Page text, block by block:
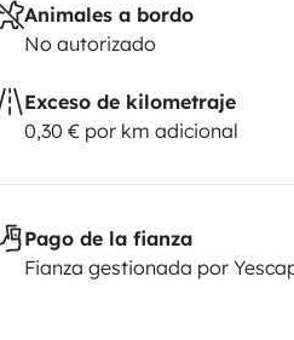
Animales a bordo
No autorizado
Exceso de kilometraje
0,30 € por km adicional
Pago de la fianza
Fianza gestionada por